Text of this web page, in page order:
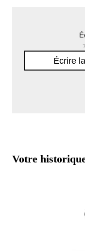
Écrire
Votre